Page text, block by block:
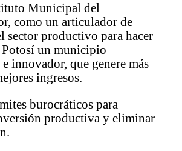
Municipal del
como un articulador de
sector productivo para hacer
un municipio
innovador, que genere más
ingresos.
burocráticos para
productiva y eliminar